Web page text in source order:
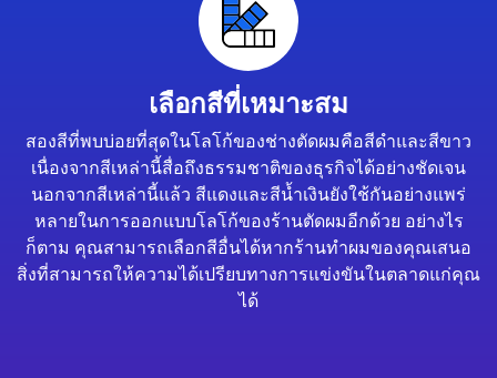
เลือกสีที่เหมาะสม
สองสีที่พบบ่อยที่สุดในโลโก้ของช่างตัดผมคือสีดำและสีขาว
เนื่องจากสีเหล่านี้สื่อถึงธรรมชาติของธุรกิจได้อย่างชัดเจน
นอกจากสีเหล่านี้แล้ว สีแดงและสีน้ำเงินยังใช้กันอย่างแพร่
หลายในการออกแบบโลโก้ของร้านตัดผมอีกด้วย อย่างไร
ก็ตาม คุณสามารถเลือกสีอื่นได้หากร้านทำผมของคุณเสนอ
สิ่งที่สามารถให้ความได้เปรียบทางการแข่งขันในตลาดแก่คุณ
ได้